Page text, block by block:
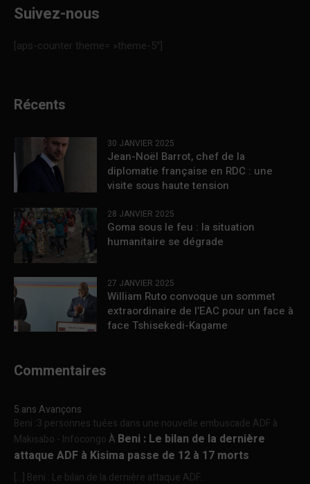
Suivez-nous
[aps-counter theme= »theme-5″]
Récents
30 JANVIER 2025
Jean-Noël Barrot, chef de la
diplomatie française en RDC : une
visite sous haute tension
28 JANVIER 2025
Goma sous le feu : la situation
humanitaire se dégrade
27 JANVIER 2025
William Ruto convoque un sommet
extraordinaire de l’EAC pour un face à
face Tshisekedi-Kagame
Commentaires
5 ans Avançons
Beni :3 personnes tuées dans une nouvelle embuscade ADF à
Makisabo - InfocongoÀ Beni : Le bilan de la dernière
attaque ADF à Kisima passe de 12 à 17 morts
[…] Beni : Le bilan de la dernière attaque ADF...